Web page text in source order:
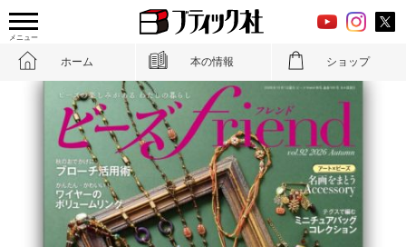
メニュー
ホーム 本の情報 ショップ